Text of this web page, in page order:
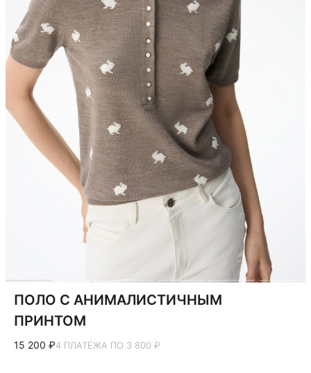
ПОЛО С АНИМАЛИСТИЧНЫМ
ПРИНТОМ
15 200 ₽4 ПЛАТЕЖА ПО 3 800 ₽